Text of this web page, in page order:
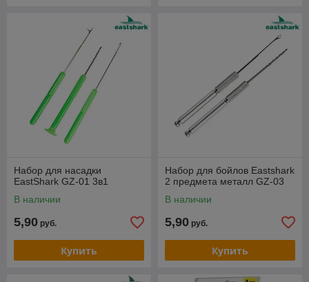
Набор для насадки
EastShark GZ-01 3в1
В наличии
5,90 руб.
Купить
Набор для бойлов Eastshark
2 предмета металл GZ-03
В наличии
5,90 руб.
Купить